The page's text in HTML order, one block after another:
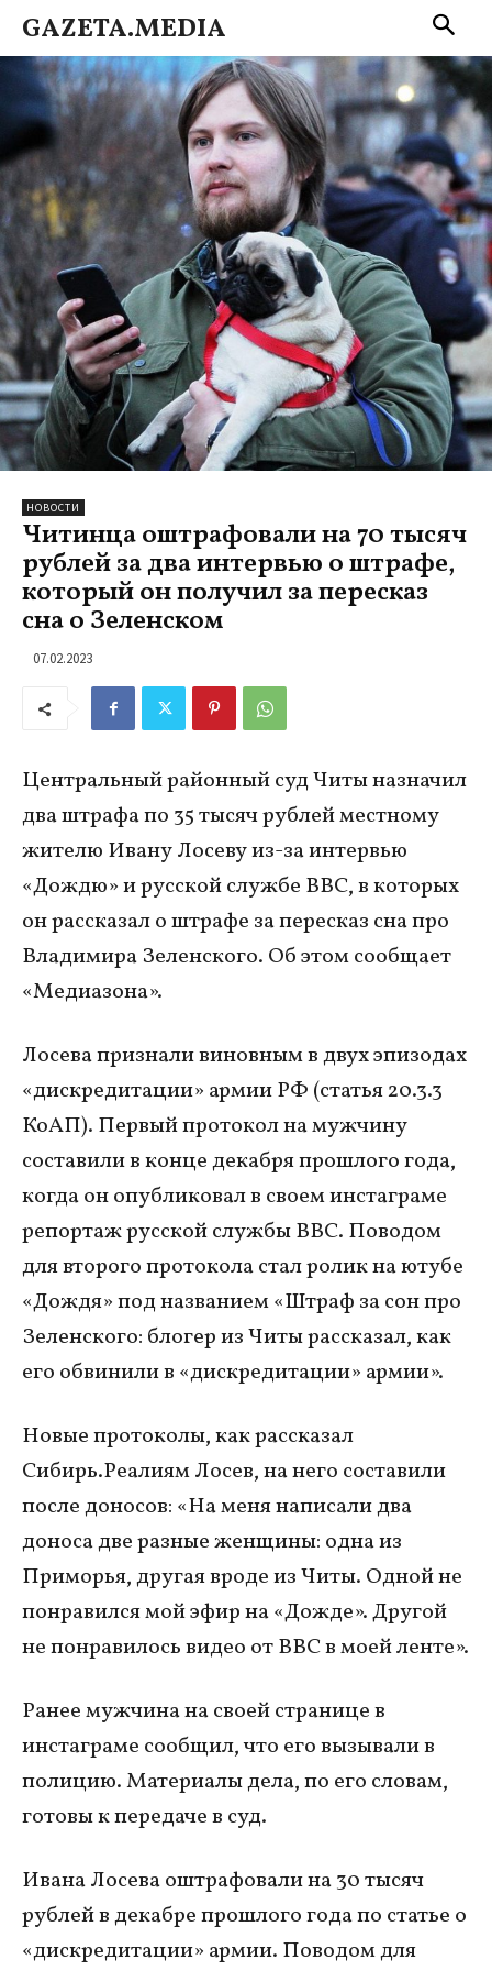
GAZETA.MEDIA
НОВОСТИ
Читинца оштрафовали на 70 тысяч
рублей за два интервью о штрафе,
который он получил за пересказ
сна о Зеленском
07.02.2023
Центральный районный суд Читы назначил
два штрафа по 35 тысяч рублей местному
жителю Ивану Лосеву из-за интервью
«Дождю» и русской службе BBC, в которых
он рассказал о штрафе за пересказ сна про
Владимира Зеленского. Об этом сообщает
«Медиазона».
Лосева признали виновным в двух эпизодах
«дискредитации» армии РФ (статья 20.3.3
КоАП). Первый протокол на мужчину
составили в конце декабря прошлого года,
когда он опубликовал в своем инстаграме
репортаж русской службы BBC. Поводом
для второго протокола стал ролик на ютубе
«Дождя» под названием «Штраф за сон про
Зеленского: блогер из Читы рассказал, как
его обвинили в «дискредитации» армии».
Новые протоколы, как рассказал
Сибирь.Реалиям Лосев, на него составили
после доносов: «На меня написали два
доноса две разные женщины: одна из
Приморья, другая вроде из Читы. Одной не
понравился мой эфир на «Дожде». Другой
не понравилось видео от BBC в моей ленте».
Ранее мужчина на своей странице в
инстаграме сообщил, что его вызывали в
полицию. Материалы дела, по его словам,
готовы к передаче в суд.
Ивана Лосева оштрафовали на 30 тысяч
рублей в декабре прошлого года по статье о
«дискредитации» армии. Поводом для